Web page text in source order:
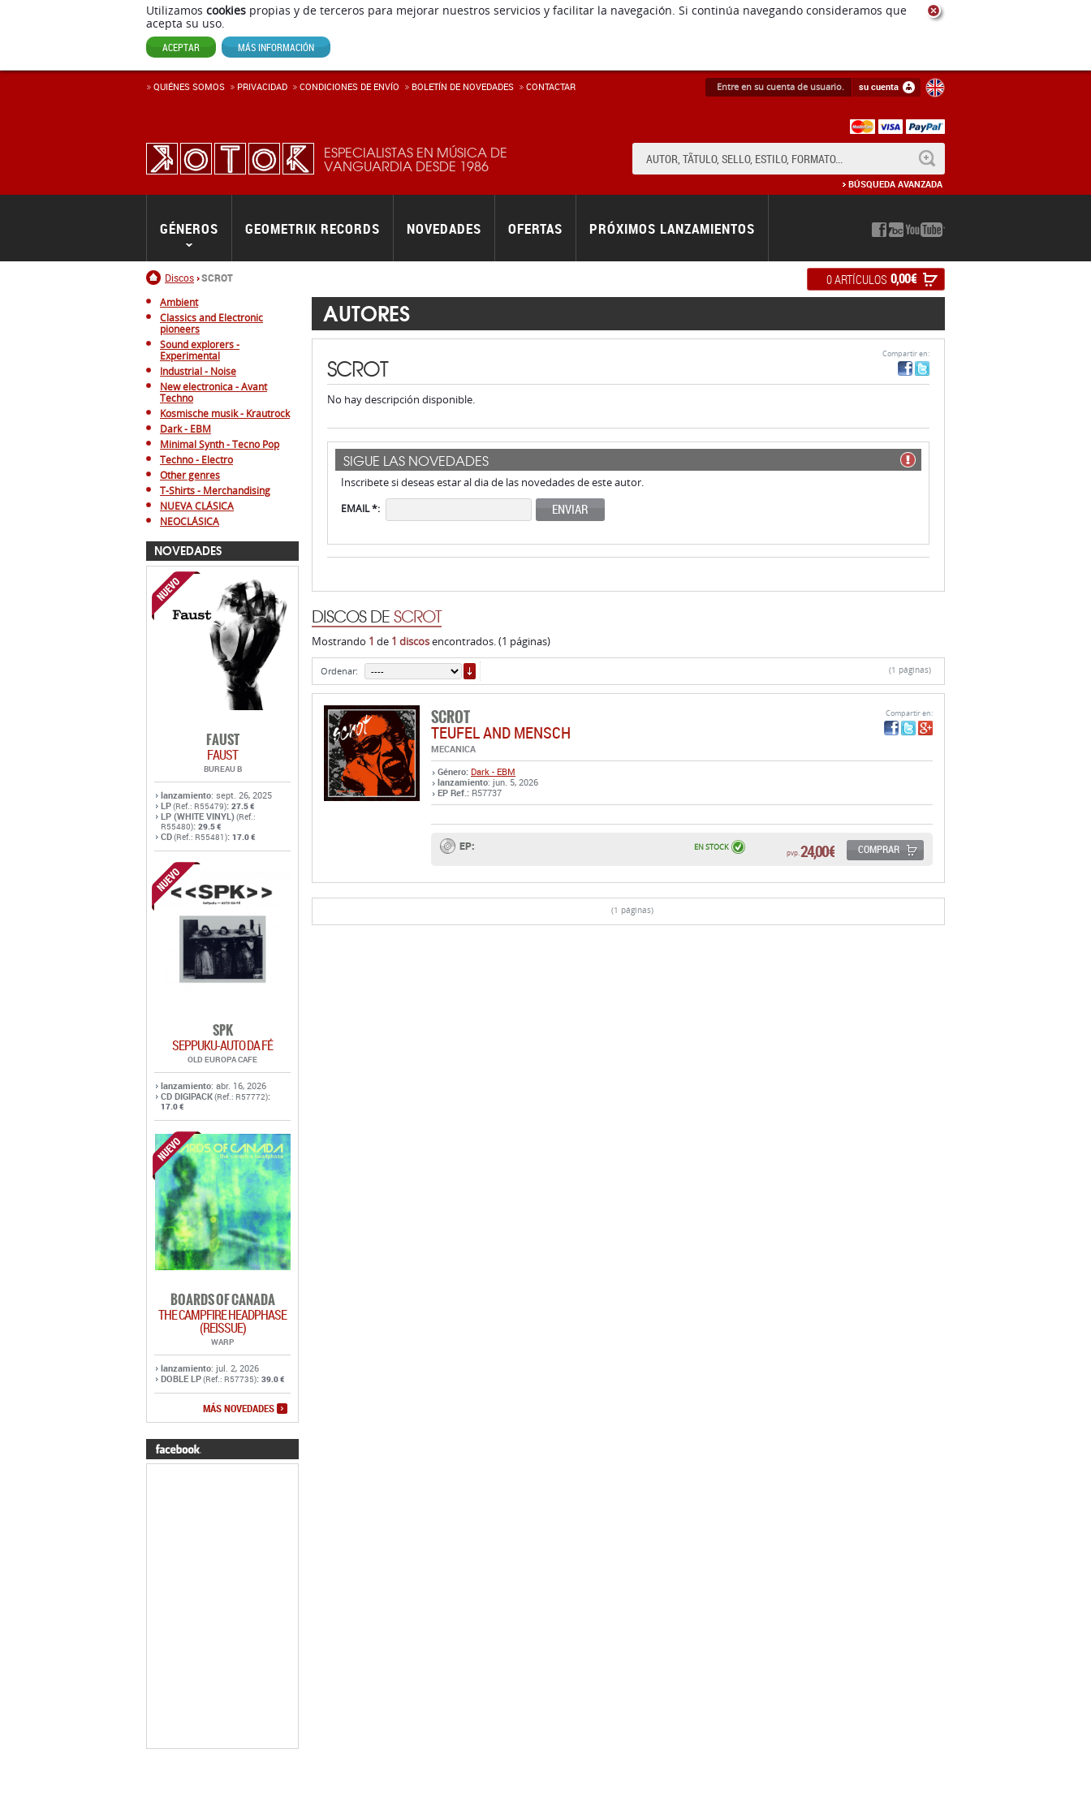
Utilizamos cookies propias y de terceros para mejorar nuestros servicios y facilitar la navegación. Si continúa navegando consideramos que
acepta su uso.
ACEPTAR MÁS INFORMACIÓN
ESPECIALISTAS EN MÚSICA DE
VANGUARDIA DESDE 1986
Inicio
Discos SCROT
Entre en su cuenta de usuario. su cuenta
BÚSQUEDA AVANZADA
0 ARTÍCULOS 0,00 €
GÉNEROS GEOMETRIK RECORDS NOVEDADES OFERTAS PRÓXIMOS LANZAMIENTOS
QUIÉNES SOMOS PRIVACIDAD CONDICIONES DE ENVÍ­O BOLETÍN DE NOVEDADES CONTACTAR
Ambient
Classics and Electronic
pioneers
Sound explorers -
Experimental
Industrial - Noise
New electronica - Avant
Techno
Kosmische musik - Krautrock
Dark - EBM
Minimal Synth - Tecno Pop
Techno - Electro
Other genres
T-Shirts - Merchandising
NUEVA CLÁSICA
NEOCLÁSICA
NOVEDADES
FAUST
FAUST
BUREAU B
lanzamiento: sept. 26, 2025
LP(Ref.: R55479): 27.5 €
LP (WHITE VINYL)(Ref.:
R55480): 29.5 €
CD(Ref.: R55481): 17.0 €
SPK
SEPPUKU-AUTO DA FÉ
OLD EUROPA CAFE
lanzamiento: abr. 16, 2026
CD DIGIPACK(Ref.: R57772):
17.0 €
BOARDS OF CANADA
THE CAMPFIRE HEADPHASE
(REISSUE)
WARP
lanzamiento: jul. 2, 2026
DOBLE LP(Ref.: R57735): 39.0 €
MÁS NOVEDADES
AUTORES
SCROT Compartir en:
No hay descripción disponible.
SIGUE LAS NOVEDADES
Inscribete si deseas estar al dia de las novedades de este autor.
EMAIL *: ENVIAR
DISCOS DESCROT
Mostrando 1 de 1 discosencontrados. (1 páginas)
Ordenar: ORDENAR (1 páginas)
SCROT
TEUFEL AND MENSCH
MECANICA
Género: Dark - EBM
lanzamiento: jun. 5, 2026
EP Ref.: R57737
Compartir en:
EP:
pvp. 24,00 €
EN STOCK COMPRAR
(1 páginas)